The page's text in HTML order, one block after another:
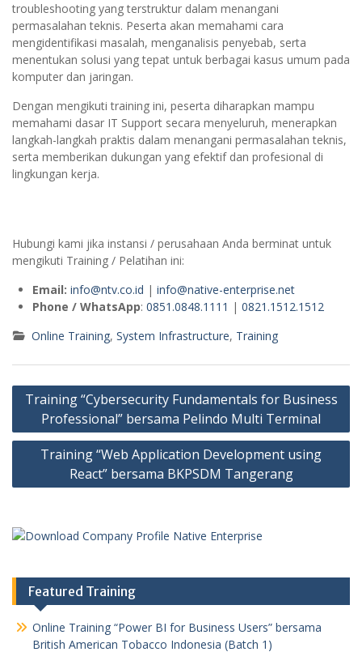
troubleshooting yang terstruktur dalam menangani
permasalahan teknis. Peserta akan memahami cara
mengidentifikasi masalah, menganalisis penyebab, serta
menentukan solusi yang tepat untuk berbagai kasus umum pada
komputer dan jaringan.
Dengan mengikuti training ini, peserta diharapkan mampu
memahami dasar IT Support secara menyeluruh, menerapkan
langkah-langkah praktis dalam menangani permasalahan teknis,
serta memberikan dukungan yang efektif dan profesional di
lingkungan kerja.
Hubungi kami jika instansi / perusahaan Anda berminat untuk
mengikuti Training / Pelatihan ini:
Email: info@ntv.co.id | info@native-enterprise.net
Phone / WhatsApp: 0851.0848.1111 | 0821.1512.1512
Online Training, System Infrastructure, Training
Post
navigation
Training “Cybersecurity Fundamentals for Business
Professional” bersama Pelindo Multi Terminal
Training “Web Application Development using
React” bersama BKPSDM Tangerang
Featured Training
Online Training “Power BI for Business Users” bersama
British American Tobacco Indonesia (Batch 1)